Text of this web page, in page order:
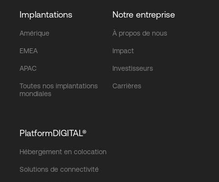
Implantations
Amérique
EMEA
APAC
Toutes nos implantations
mondiales
Notre entreprise
À propos de nous
Impact
Investisseurs
Carrières
PlatformDIGITAL®
Hébergement en colocation
Solutions de connectivité